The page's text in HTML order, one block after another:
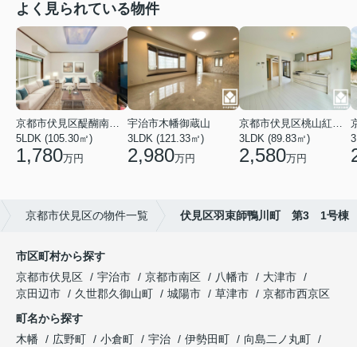
よく見られている物件
京都市伏見区醍醐南端山町
5LDK (105.30㎡)
1,780万円
宇治市木幡御蔵山
3LDK (121.33㎡)
2,980万円
京都市伏見区桃山紅雪町
3LDK (89.83㎡)
2,580万円
京都市伏見区の物件一覧 伏見区羽束師鴨川町 第3 1号棟
市区町村から探す
京都市伏見区
宇治市 京都市南区 八幡市
大津市
京田辺市
久世郡久御山町 城陽市 草津市
京都市西京区
町名から探す
木幡
広野町 小倉町 宇治 伊勢田町
向島二ノ丸町